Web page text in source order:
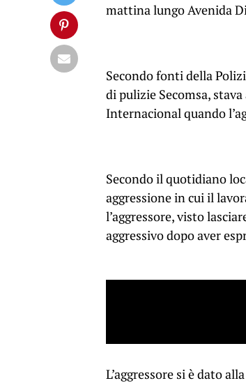
mattina lungo Avenida
Secondo fonti della
di pulizie Secomsa,
Internacional quando
Secondo il quotidiano
aggressione in cui il
l’aggressore, visto
aggressivo dopo aver
L’aggressore si è dato